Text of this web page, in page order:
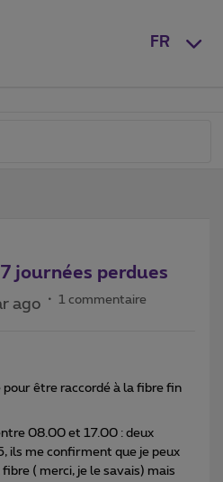
FR
journées perdues
ago 1 commentaire
pour être raccordé à la fibre fin
08.00 et 17.00 : deux
ils me confirment que je peux
( merci, je le savais) mais